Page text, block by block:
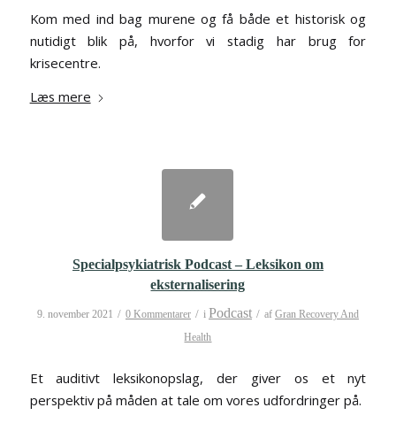
Kom med ind bag murene og få både et historisk og
nutidigt blik på, hvorfor vi stadig har brug for
krisecentre.
Læs mere
Specialpsykiatrisk Podcast – Leksikon om
eksternalisering
9. november 2021 / 0 Kommentarer / i Podcast / af Gran Recovery And
Health
Et auditivt leksikonopslag, der giver os et nyt
perspektiv på måden at tale om vores udfordringer på.